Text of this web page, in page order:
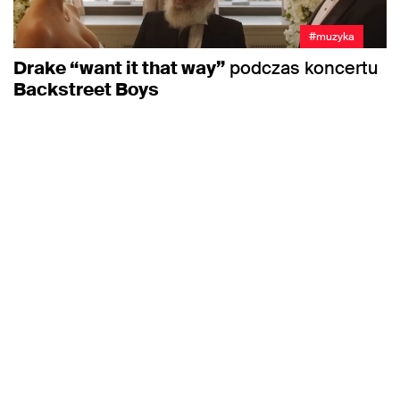
#muzyka
Drake “want it that way” podczas koncertu
Backstreet Boys